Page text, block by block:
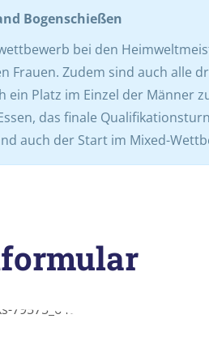
Bogenschießen
bei den
Frauen. Zudem sind auch alle
ein Platz im Einzel der Männer
das finale
auch der Start im Mixed-